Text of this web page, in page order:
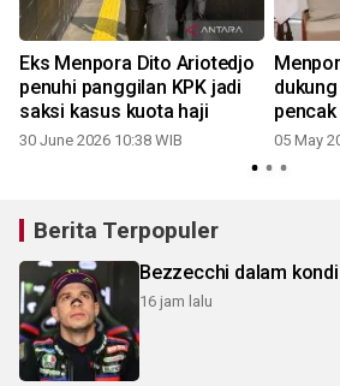
Eks Menpora Dito Ariotedjo
penuhi panggilan KPK jadi
saksi kasus kuota haji
30 June 2026 10:38 WIB 05 May
Berita Terpopuler
Bezzecchi dalam
16 jam lalu